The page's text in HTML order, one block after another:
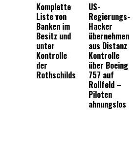
Komplette
Liste von
Banken im
Besitz und
unter
Kontrolle
der
Rothschilds
US-
Regierungs-
Hacker
übernehmen
aus Distanz
Kontrolle
über Boeing
757 auf
Rollfeld –
Piloten
ahnungslos